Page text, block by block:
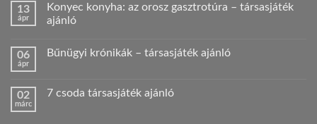
a(z)
Amatőr
HKK
beszámoló!
Híres
ember
13
ápr
Konyec konyha: az orosz gasztrotúra – társasjáték
ajánló
a(z)
orosz
gasztrotúra
06
ápr
Bűnügyi krónikák – társasjáték ajánló
Bűnügyi
02
márc
7 csoda társasjáték ajánló